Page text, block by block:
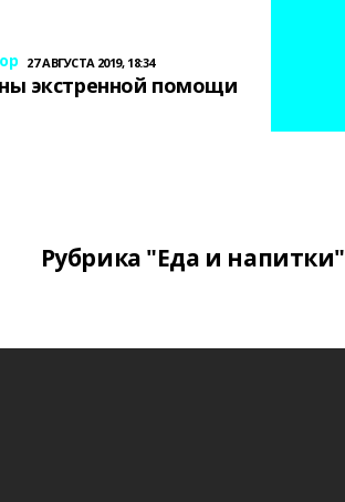
27 АВГУСТА 2019, 18:34
экстренной помощи
Рубрика "Еда и напитки"